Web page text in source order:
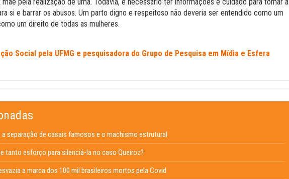
si e barrar os abusos. Um parto digno e respeitoso não deveria ser entendido como um
um direito de todas as mulheres.
Social pela UFMG e pesquisadora do Grupo de Pesquisa em Mídia e Esfera
a separação de casais famosos e o machismo estrutural
tanto esforço para silenciá-la no caso Queiroz?
a marca dos 100 mil brasileiros mortos pela Covid